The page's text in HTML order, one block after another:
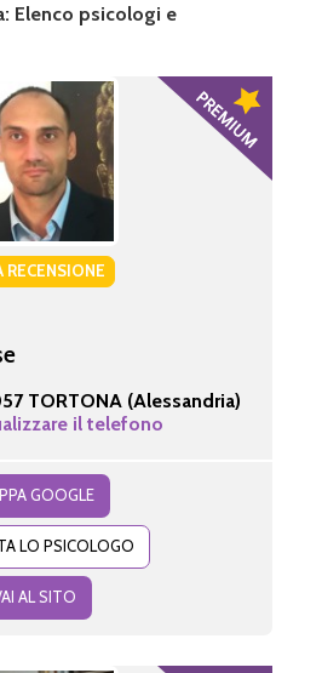
Elenco psicologi e
RECENSIONE
TORTONA (Alessandria)
il telefono
GOOGLE
LO PSICOLOGO
AL SITO